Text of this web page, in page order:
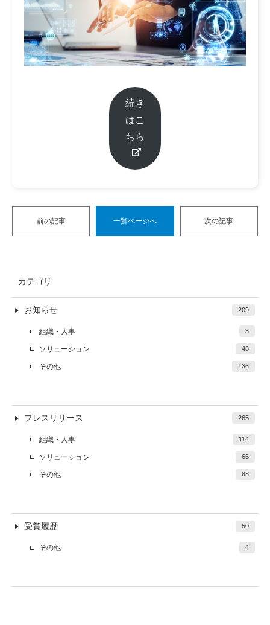
続き
はこ
ちら
前の記事 一覧ページへ 次の記事
カテゴリ
お知らせ 209
組織・人事 3
ソリューション 48
その他 136
プレスリリース 265
組織・人事 114
ソリューション 66
その他 88
受賞履歴 50
その他 4